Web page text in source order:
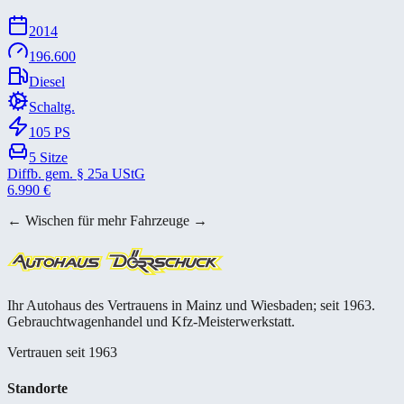
2014
196.600
Diesel
Schaltg.
105 PS
5 Sitze
Diffb. gem. § 25a UStG
6.990 €
← Wischen für mehr Fahrzeuge →
Ihr Autohaus des Vertrauens in Mainz und Wiesbaden; seit 1963.
Gebrauchtwagenhandel und Kfz-Meisterwerkstatt.
Vertrauen seit 1963
Standorte